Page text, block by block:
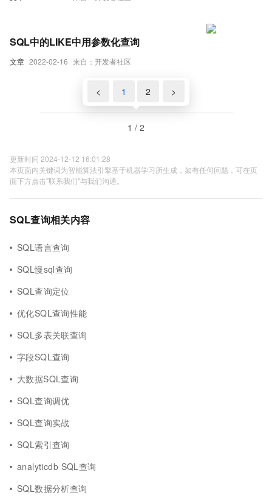
文章 2022-02-16 来自：开发者社区
SQL中的LIKE中用参数化查询
< 1 2 >
1 / 2
更新时间 2024-12-12 16:01:28
本页面内关键词为智能算法引擎基于机器学习所生成，如有任何问题，可在页
面下方点击"联系我们"与我们沟通。
SQL查询相关内容
SQL语言查询
SQL慢sql查询
SQL查询定位
优化SQL查询性能
SQL多表关联查询
字段SQL查询
大数据SQL查询
SQL查询调优
SQL查询实战
SQL索引查询
analyticdb SQL查询
SQL数据分析查询